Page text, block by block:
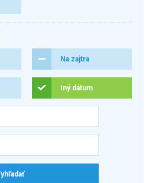
Na zajtra
Iný dátum